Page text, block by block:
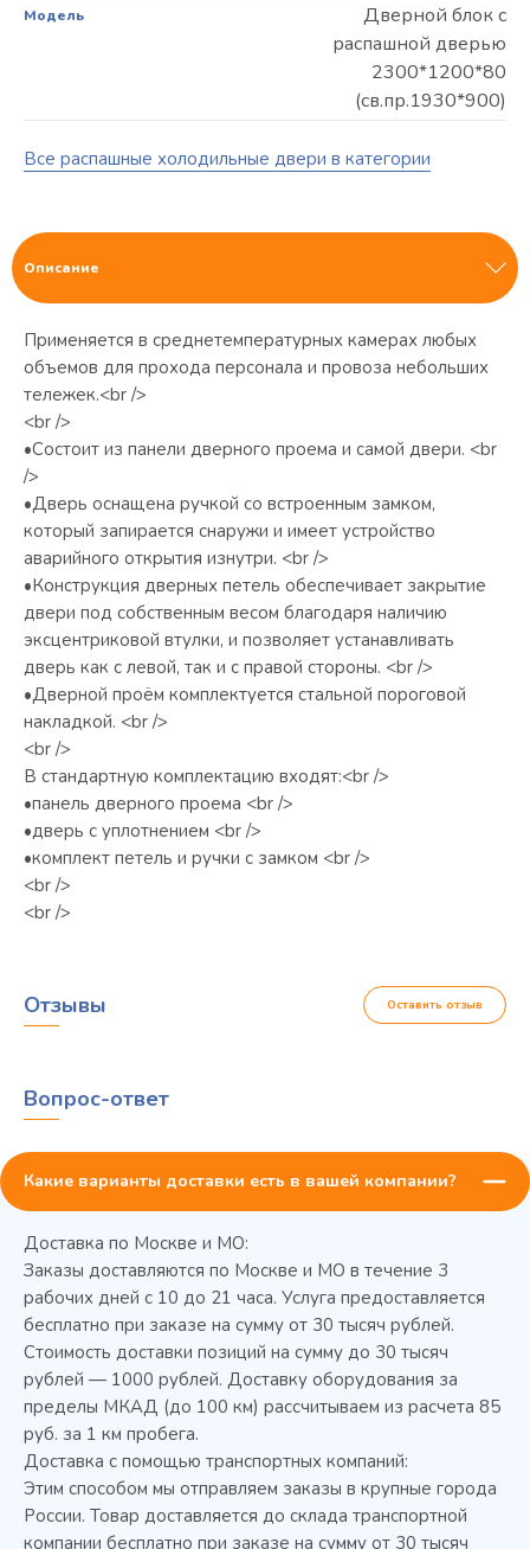
Модель
Дверной блок с
распашной дверью
2300*1200*80
(св.пр.1930*900)
Все распашные холодильные двери в категории
Описание
Применяется в среднетемпературных камерах любых
объемов для прохода персонала и провоза небольших
тележек.<br />
<br />
•Состоит из панели дверного проема и самой двери. <br
/>
•Дверь оснащена ручкой со встроенным замком,
который запирается снаружи и имеет устройство
аварийного открытия изнутри. <br />
•Конструкция дверных петель обеспечивает закрытие
двери под собственным весом благодаря наличию
эксцентриковой втулки, и позволяет устанавливать
дверь как с левой, так и с правой стороны. <br />
•Дверной проём комплектуется стальной пороговой
накладкой. <br />
<br />
В стандартную комплектацию входят:<br />
•панель дверного проема <br />
•дверь с уплотнением <br />
•комплект петель и ручки с замком <br />
<br />
<br />
Колода разрубочная КР-5/5
Отзывы Оставить отзыв
Вопрос-ответ
Какие варианты доставки есть в вашей компании?
Доставка по Москве и МО:
Заказы доставляются по Москве и МО в течение 3
рабочих дней с 10 до 21 часа. Услуга предоставляется
бесплатно при заказе на сумму от 30 тысяч рублей.
Стоимость доставки позиций на сумму до 30 тысяч
рублей — 1000 рублей. Доставку оборудования за
пределы МКАД (до 100 км) рассчитываем из расчета 85
руб. за 1 км пробега.
Доставка с помощью транспортных компаний:
Этим способом мы отправляем заказы в крупные города
России. Товар доставляется до склада транспортной
компании бесплатно при заказе на сумму от 30 тысяч